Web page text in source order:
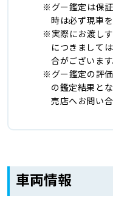
グー鑑定は保
時は必ず現車
実際にお渡し
につきまして
合がございます
グー鑑定の評
の鑑定結果と
売店へお問い
車両情報